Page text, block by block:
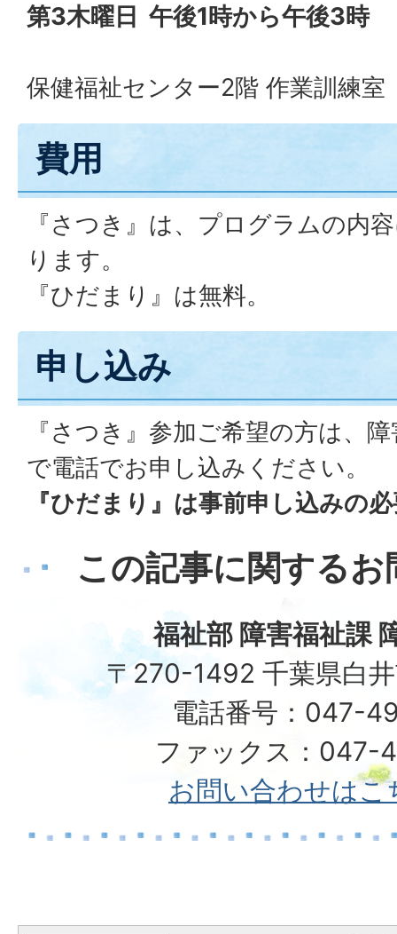
第3木曜日 午後1時から午後3時
保健福祉センター2階 作業訓練室
費用
『さつき』は、プログラムの内
ります。
『ひだまり』は無料。
申し込み
『さつき』参加ご希望の方は、
で電話でお申し込みください。
『ひだまり』は事前申し込みの
この記事に関する
福祉部 障害福祉課
〒270-1492 千葉県白
電話番号：047-
ファックス：047-
お問い合わせはこ